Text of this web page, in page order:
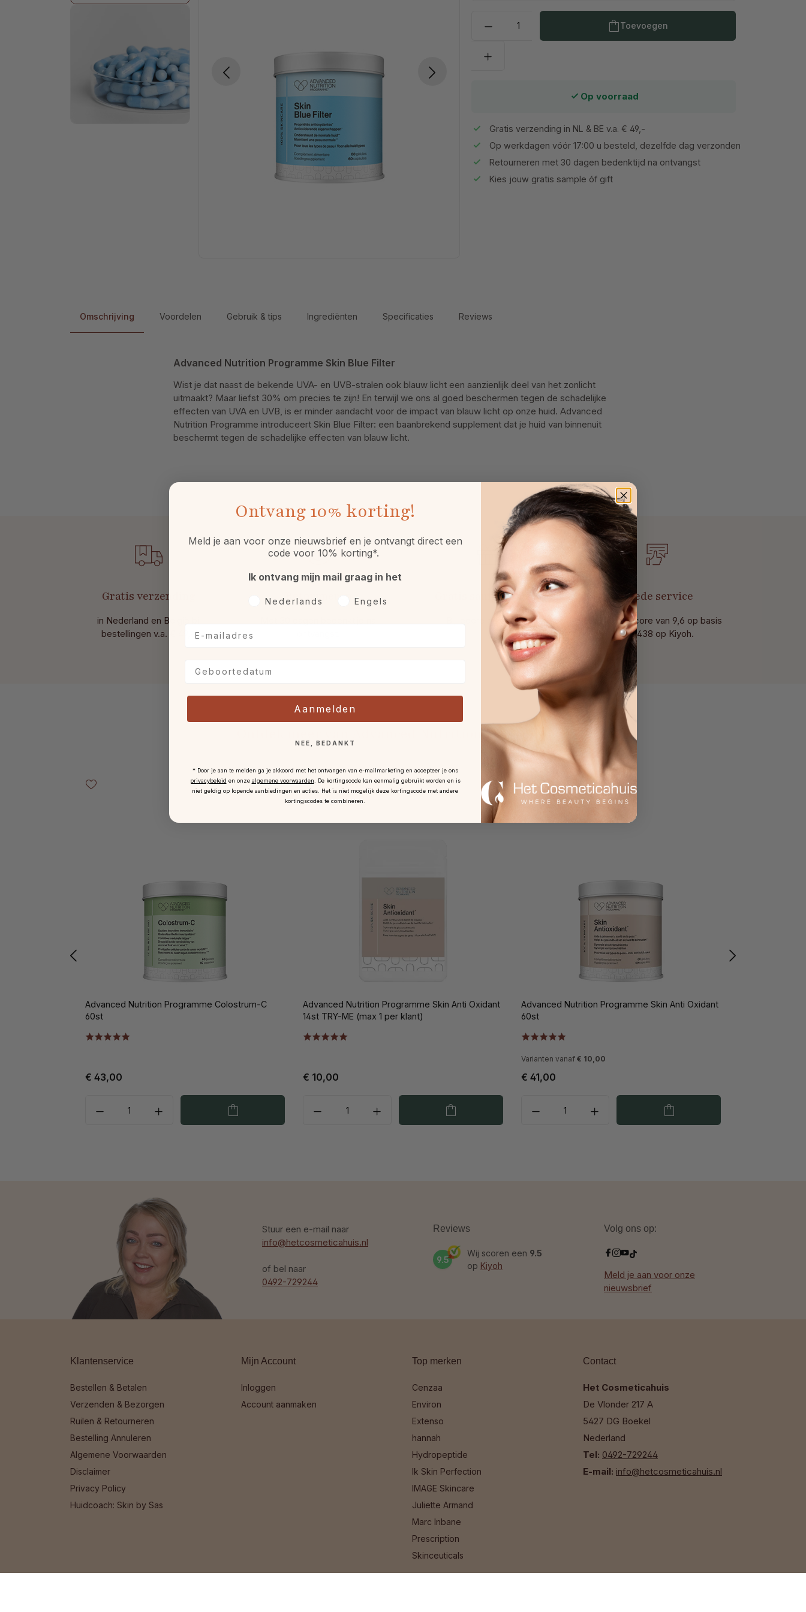
Producthoeveelheid: Voer de
Toevoegen
Op voorraad
Gratis verzending in NL & BE v.a. € 49,-
Op werkdagen vóór 17:00 u besteld, dezelfde dag verzonden
Retourneren met 30 dagen bedenktijd na ontvangst
Kies jouw gratis sample óf gift
Omschrijving Voordelen Gebruik & tips Ingrediënten Specificaties Reviews
Advanced Nutrition Programme Skin Blue Filter
Wist je dat naast de bekende UVA- en UVB-stralen ook blauw licht een aanzienlijk deel van het zonlicht
uitmaakt? Maar liefst 30% om precies te zijn! En terwijl we ons al goed beschermen tegen de schadelijke
effecten van UVA en UVB, is er minder aandacht voor de impact van blauw licht op onze huid. Advanced
Nutrition Programme introduceert Skin Blue Filter: een baanbrekend supplement dat je huid van binnenuit
beschermt tegen de schadelijke effecten van blauw licht.
Gratis verzending
in Nederland en België bij
bestellingen v.a. € 49,-.
Retourneren Gratis sample óf gift
Bij iedere bestelling.
Goede service
Met een score van 9,6 op basis
van 438 op Kiyoh.
Ontdek meer van Advanced Nutrition Programme
Advanced Nutrition Programme Colostrum-C
60st
€ 43,00
Advanced Nutrition Programme Skin Anti Oxidant
14st TRY-ME (max 1 per klant)
€ 10,00
Advanced Nutrition Programme Skin Anti Oxidant
60st
Varianten vanaf€ 10,00
€ 41,00
Stuur een e-mail naar
info@hetcosmeticahuis.nl
of bel naar
0492-729244
Reviews
9.5
Wij scoren een 9.5
op Kiyoh
Volg ons op:
Meld je aan voor onze
nieuwsbrief
Klantenservice
Bestellen & Betalen
Verzenden & Bezorgen
Ruilen & Retourneren
Bestelling Annuleren
Algemene Voorwaarden
Disclaimer
Privacy Policy
Huidcoach: Skin by Sas
Mijn Account
Inloggen
Account aanmaken
Top merken
Cenzaa
Environ
Extenso
hannah
Hydropeptide
Ik Skin Perfection
IMAGE Skincare
Juliette Armand
Marc Inbane
Prescription
Skinceuticals
Contact
Het Cosmeticahuis
De Vlonder 217 A
5427 DG Boekel
Nederland
Tel: 0492-729244
E-mail: info@hetcosmeticahuis.nl
Ontvang 10% korting!
Meld je aan voor onze nieuwsbrief en je ontvangt direct een
code voor 10% korting*.
Ik ontvang mijn mail graag in het
Voorkeurtaal
Nederlands Engels
Aanmelden
NEE, BEDANKT
* Door je aan te melden ga je akkoord met het ontvangen van e-mailmarketing en accepteer je ons
privacybeleid en onze algemene voorwaarden
De kortingscode kan eenmalig gebruikt worden en is
niet geldig op lopende aanbiedingen en acties. Het is niet mogelijk deze kortingscode met andere
kortingscodes te combineren.